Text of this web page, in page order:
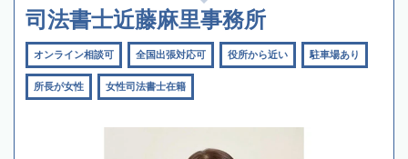
司法書士近藤麻里事務所
オンライン相談可 全国出張対応可 役所から近い 駐車場あり
所長が女性 女性司法書士在籍